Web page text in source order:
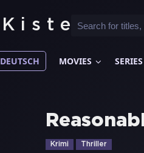
Kiste
DEUTSCH MOVIES SERIES
Krimi Thriller